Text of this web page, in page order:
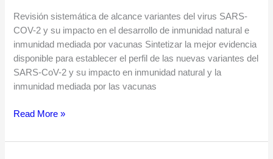
Revisión sistemática de alcance variantes del virus SARS-
COV-2 y su impacto en el desarrollo de inmunidad natural e
inmunidad mediada por vacunas Sintetizar la mejor evidencia
disponible para establecer el perfil de las nuevas variantes del
SARS-CoV-2 y su impacto en inmunidad natural y la
inmunidad mediada por las vacunas
2
y
su
impacto
en
el
de
natural
Read More »